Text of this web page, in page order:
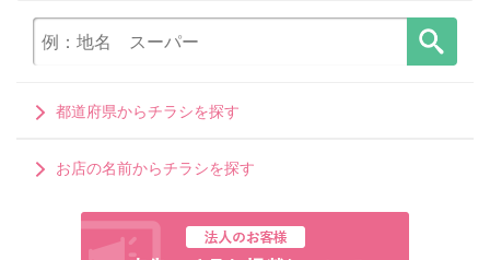
都道府県からチラシを探す
お店の名前からチラシを探す